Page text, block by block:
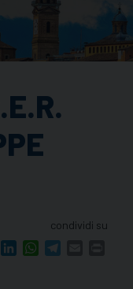
condividi su
PinterestLinkedInWhatsApp